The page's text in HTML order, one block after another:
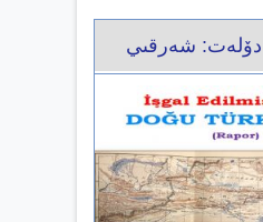
دۆلەت: شەرقىي